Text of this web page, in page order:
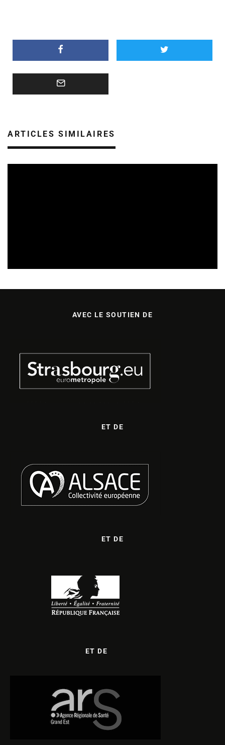
ARTICLES SIMILAIRES
AVEC LE SOUTIEN DE
ET DE
ET DE
ET DE